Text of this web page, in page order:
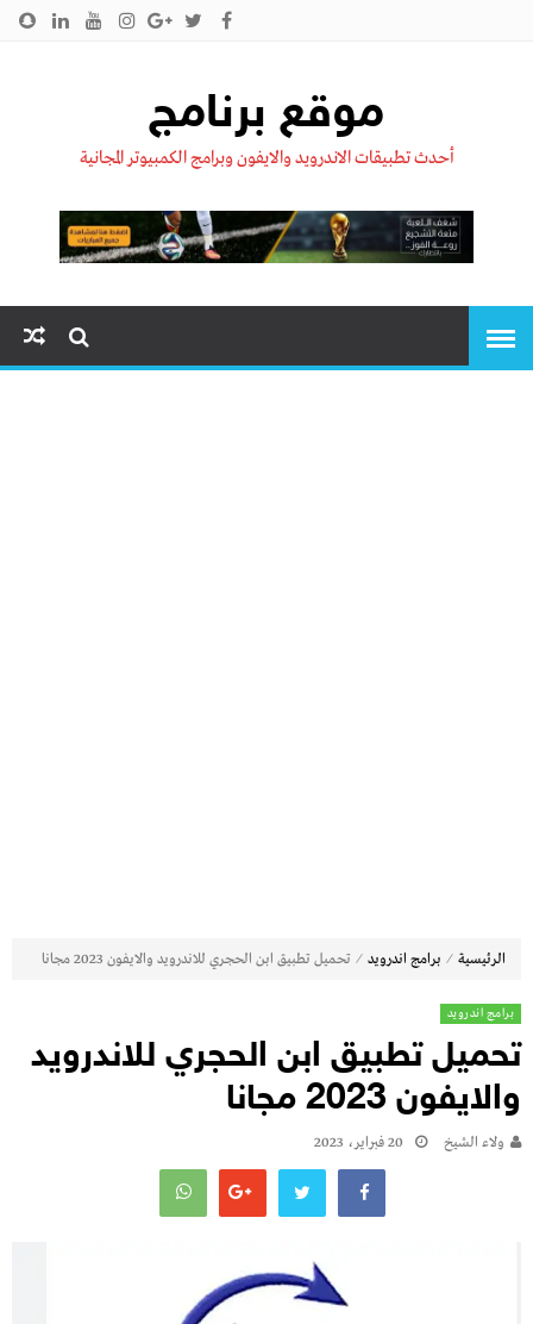
موقع برنامج
أحدث تطبيقات الاندرويد والايفون وبرامج الكمبيوتر المجانية
الرئيسية ⁄ برامج اندرويد ⁄ تحميل تطبيق ابن الحجري للاندرويد والايفون 2023 مجانا
برامج اندرويد
تحميل تطبيق ابن الحجري للاندرويد
والايفون 2023 مجانا
ولاء الشيخ 20 فبراير، 2023